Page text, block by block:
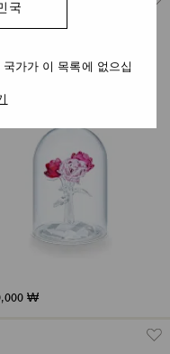
부케
₩
국
가가 이 목록에 없으십